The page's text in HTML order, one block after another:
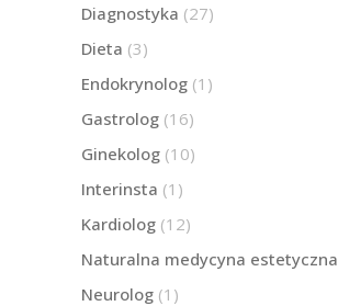
Diagnostyka (27)
Dieta (3)
Endokrynolog (1)
Gastrolog (16)
Ginekolog (10)
Interinsta (1)
Kardiolog (12)
Naturalna medycyna estetyczna
Neurolog (1)